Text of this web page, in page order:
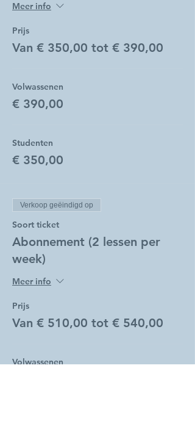
Meer info
Prijs
Van € 350,00 tot € 390,00
Volwassenen
€ 390,00
Studenten
€ 350,00
Verkoop geëindigd op
Soort ticket
Abonnement (2 lessen per
week)
Meer info
Prijs
Van € 510,00 tot € 540,00
Volwassenen